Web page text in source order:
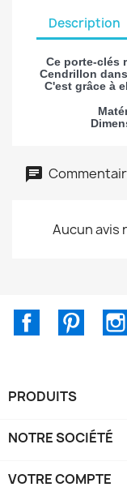
Description
Ce porte-clés
Cendrillon
C'est grâce à
Aucun avis
Facebook
PRODUITS
NOTRE SOCIÉTÉ
VOTRE COMPTE